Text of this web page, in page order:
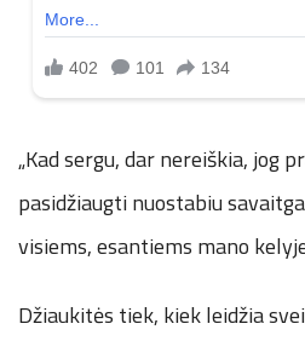
„Kad sergu, dar nereiškia, jog
pasidžiaugti nuostabiu
visiems, esantiems mano
Džiaukitės tiek, kiek leidžia